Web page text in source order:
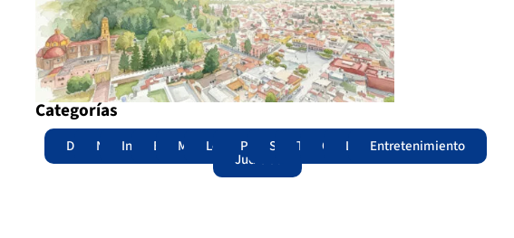
Categorías
Destacadas
NacionalInternacional
EdomexMunicipiosLegislatura
Poder
Judicial
SeguridadTrámites
OpiniónLomitosEntretenimiento